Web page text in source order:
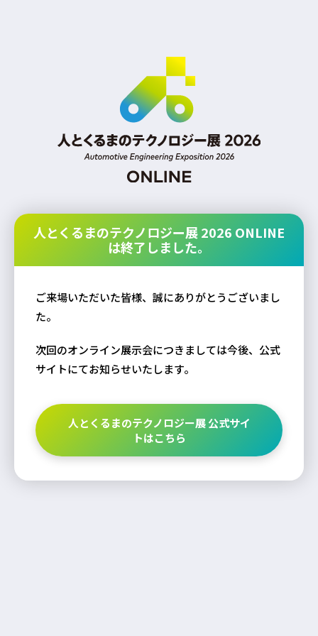
人とくるまのテクノロジー展 2026 ONLINE
は終了しました。
ご来場いただいた皆様、誠にありがとうございまし
た。
次回のオンライン展示会につきましては今後、公式
サイトにてお知らせいたします。
人とくるまのテクノロジー展 公式サイ
トはこちら